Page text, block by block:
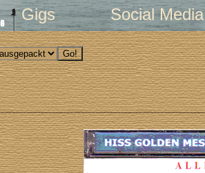
Gigs Social Media